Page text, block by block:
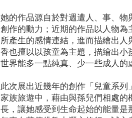
她的作品源自於對週遭人、事、
創作的動力；近期的作品以人物
所產生的感情連結，進而描繪出
香也擅以以孩童為主題，描繪出
世界能多一點純真、少一些成人
此次展出近幾年的創作「兒童系
家族旅遊中，藉由與孫兒們相處
長，讓她感受到生命起始的能量